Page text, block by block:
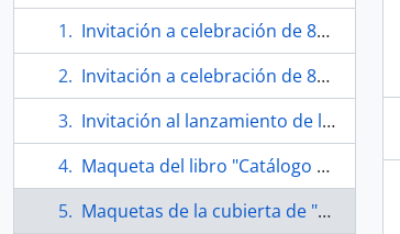
Invitación a celebración de 80 años del antipoeta "Nicanor Nicanor saca tus cachitos al sol"
Invitación a celebración de 80 años del antipoeta "Nicanor Nicanor saca tus cachitos al sol"
Invitación al lanzamiento de la reedición de "Hojas de Parra"
Maqueta del libro "Catálogo de obra (1937-2018)"
Maquetas de la cubierta de "Catálogo de obra (1937-2018)"